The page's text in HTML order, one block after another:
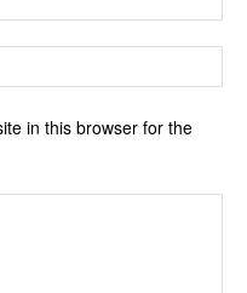
in this browser for the